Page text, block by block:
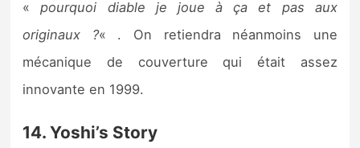
«pourquoi diable je joue à ça et pas aux
originaux ?« . On retiendra néanmoins une
mécanique de couverture qui était assez
innovante en 1999.
14. Yoshi’s Story